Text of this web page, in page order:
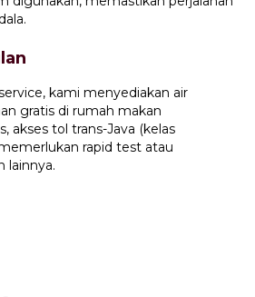
kami menyediakan air
gratis di rumah makan
akses tol trans-Java (kelas
rapid test atau
lainnya.